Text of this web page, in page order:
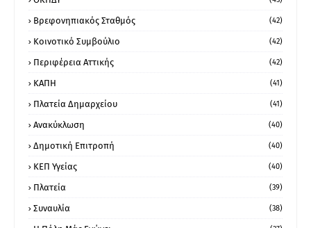
Βρεφονηπιακός Σταθμός (42)
Κοινοτικό Συμβούλιο (42)
Περιφέρεια Αττικής (42)
ΚΑΠΗ (41)
Πλατεία Δημαρχείου (41)
Ανακύκλωση (40)
Δημοτική Επιτροπή (40)
ΚΕΠ Υγείας (40)
Πλατεία (39)
Συναυλία (38)